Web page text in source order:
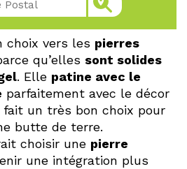
choix vers les pierres
qu’elles sont solides
. Elle patine avec le
parfaitement avec le décor
un très bon choix pour
butte de terre.
choisir une pierre
une intégration plus